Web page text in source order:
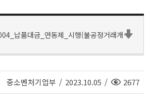
첨부파일1 : 231004_납품대금_연동제_시행(불공정거래개선과).pdf
중소벤처기업부 / 2023.10.05 /
조
회
2677